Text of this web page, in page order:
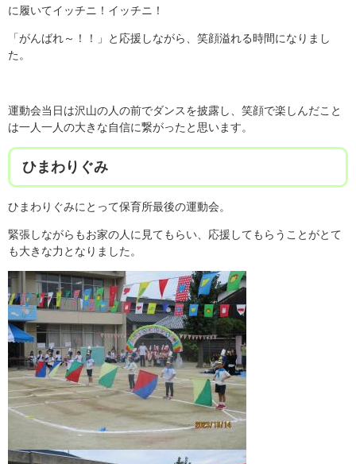
に履いてイッチニ！イッチニ！
「がんばれ～！！」と応援しながら、笑顔溢れる時間になりまし
た。
運動会当日は沢山の人の前でダンスを披露し、笑顔で楽しんだこと
は一人一人の大きな自信に繋がったと思います。
ひまわりぐみ
ひまわりぐみにとって保育所最後の運動会。
緊張しながらもお家の人に見てもらい、応援してもらうことがとて
も大きな力となりました。